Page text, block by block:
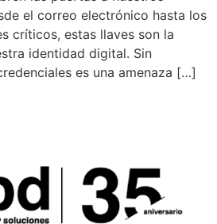
el correo electrónico hasta los
críticos, estas llaves son la
identidad digital. Sin
es una amenaza […]